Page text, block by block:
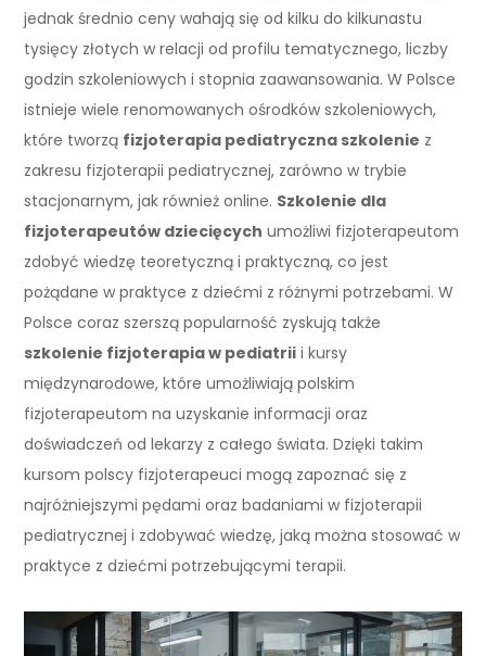
jednak średnio ceny wahają się od kilku do kilkunastu
tysięcy złotych w relacji od profilu tematycznego, liczby
godzin szkoleniowych i stopnia zaawansowania. W Polsce
istnieje wiele renomowanych ośrodków szkoleniowych,
które tworzą fizjoterapia pediatryczna szkolenie z
zakresu fizjoterapii pediatrycznej, zarówno w trybie
stacjonarnym, jak również online. Szkolenie dla
fizjoterapeutów dziecięcych umożliwi fizjoterapeutom
zdobyć wiedzę teoretyczną i praktyczną, co jest
pożądane w praktyce z dziećmi z różnymi potrzebami. W
Polsce coraz szerszą popularność zyskują także
szkolenie fizjoterapia w pediatrii i kursy
międzynarodowe, które umożliwiają polskim
fizjoterapeutom na uzyskanie informacji oraz
doświadczeń od lekarzy z całego świata. Dzięki takim
kursom polscy fizjoterapeuci mogą zapoznać się z
najróżniejszymi pędami oraz badaniami w fizjoterapii
pediatrycznej i zdobywać wiedzę, jaką można stosować w
praktyce z dziećmi potrzebującymi terapii.